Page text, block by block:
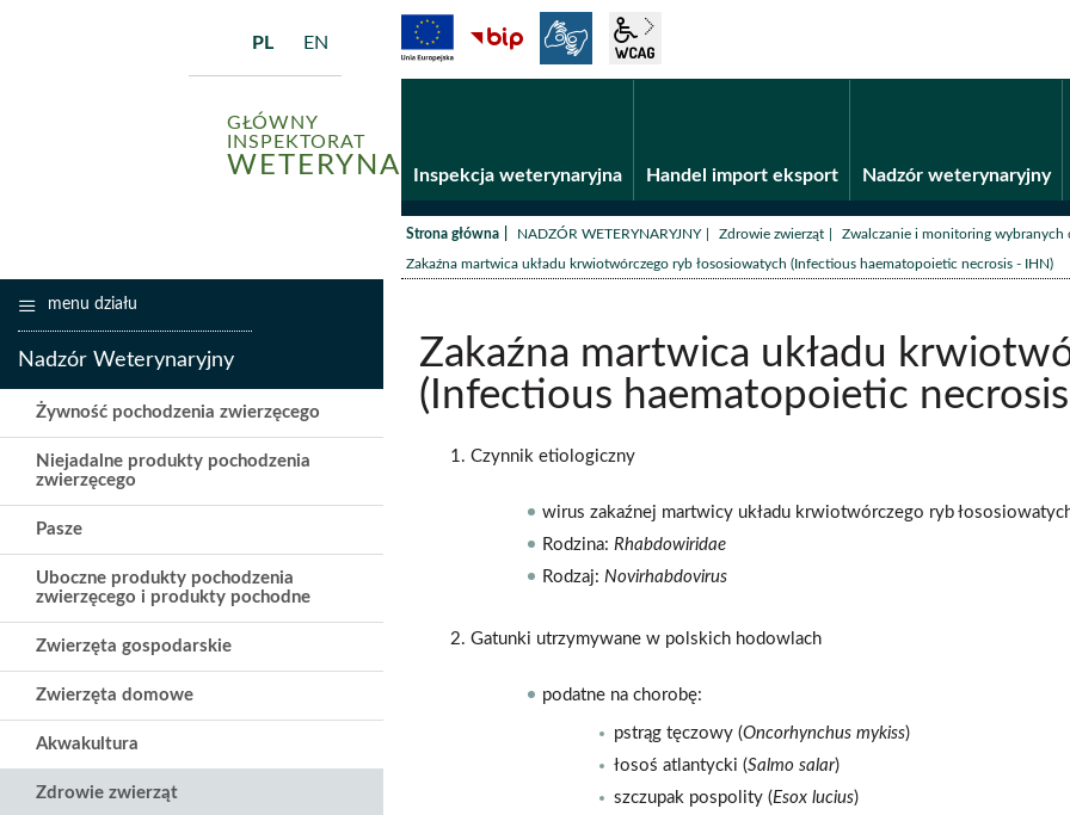
GŁÓWNY
INSPEKTORAT
WETERYNARII
PL EN Fundusze unijne
BiP
Inspekcja weterynaryjna Handel import eksport Nadzór weterynaryjny
Strona główna /NADZÓR WETERYNARYJNY /Zdrowie zwierząt /Zwalczanie i monitoring wybranych
Zakaźna martwica układu krwiotwórczego ryb łososiowatych (Infectious haematopoietic necrosis - IHN)
Zakaźna martwica układu
(Infectious haematopoietic
Czynnik etiologiczny
wirus zakaźnej martwicy układu krwiotwórczego ryb
Rodzina: Rhabdowiridae
Rodzaj: Novirhabdovirus
Gatunki utrzymywane w polskich hodowlach
podatne na chorobę:
pstrąg tęczowy (Oncorhynchus mykiss)
łosoś atlantycki (Salmo salar)
szczupak pospolity (Esox lucius)
menu działu
Nadzór Weterynaryjny
Żywność pochodzenia zwierzęcego
Niejadalne produkty pochodzenia
zwierzęcego
Pasze
Uboczne produkty pochodzenia
zwierzęcego i produkty pochodne
Zwierzęta gospodarskie
Zwierzęta domowe
Akwakultura
Zdrowie zwierząt